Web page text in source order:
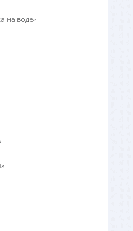
на воде»